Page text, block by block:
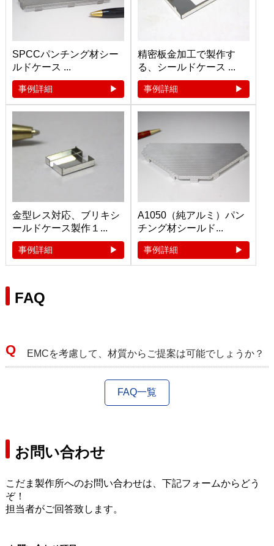
SPCCパンチング材シー
ルドケース ...
事例詳細
精密板金加工で製作す
る、シールドケース ...
事例詳細
金型レス対応、ブリキシ
ールドケース製作１...
事例詳細
A1050（純アルミ）パン
チング材シールド...
事例詳細
FAQ
EMCを考慮して、材質からご提案は可能でしょうか？
FAQ一覧
お問い合わせ
こだま製作所へのお問い合わせは、下記フォームからどう
ぞ！
担当者がご回答致します。